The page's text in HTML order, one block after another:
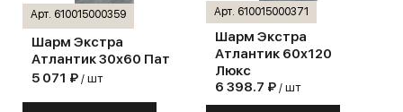
Арт. 610015000359
Шарм Экстра
Атлантик 30х60 Пат
5 071 ₽ / шт
Арт. 610015000371
Шарм Экстра
Атлантик 60х120
Люкс
6 398.7 ₽ / шт